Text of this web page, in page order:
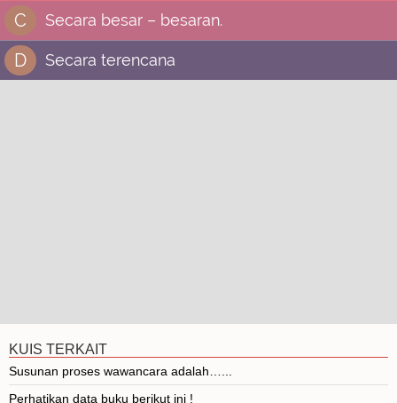
C Secara besar – besaran.
D Secara terencana
KUIS TERKAIT
Susunan proses wawancara adalah…...
Perhatikan data buku berikut ini !